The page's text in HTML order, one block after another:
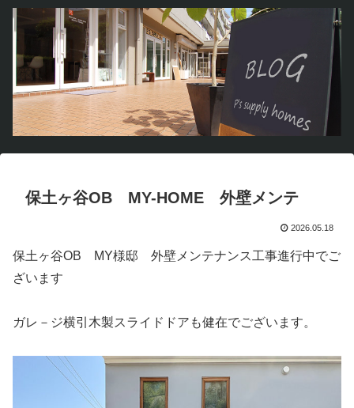
保土ヶ谷OB MY-HOME 外壁メンテ
2026.05.18
保土ヶ谷OB MY様邸 外壁メンテナンス工事進行中でご
ざいます
ガレ－ジ横引木製スライドドアも健在でございます。